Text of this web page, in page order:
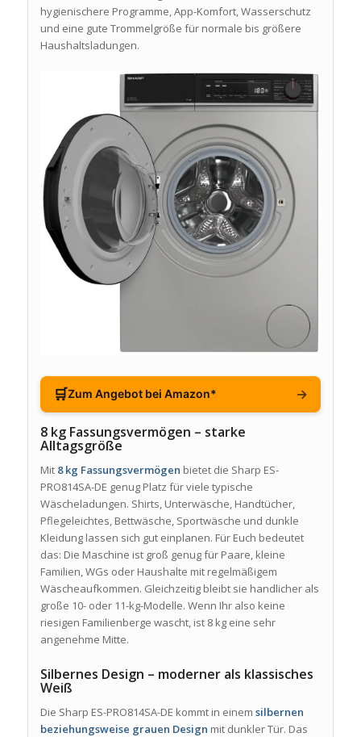
hygienischere Programme, App-Komfort, Wasserschutz
und eine gute Trommelgröße für normale bis größere
Haushaltsladungen.
🛒Zum Angebot bei Amazon* →
8 kg Fassungsvermögen – starke
Alltagsgröße
Mit 8 kg Fassungsvermögen bietet die Sharp ES-
PRO814SA-DE genug Platz für viele typische
Wäscheladungen. Shirts, Unterwäsche, Handtücher,
Pflegeleichtes, Bettwäsche, Sportwäsche und dunkle
Kleidung lassen sich gut einplanen. Für Euch bedeutet
das: Die Maschine ist groß genug für Paare, kleine
Familien, WGs oder Haushalte mit regelmäßigem
Wäscheaufkommen. Gleichzeitig bleibt sie handlicher als
große 10- oder 11-kg-Modelle. Wenn Ihr also keine
riesigen Familienberge wascht, ist 8 kg eine sehr
angenehme Mitte.
Silbernes Design – moderner als klassisches
Weiß
Die Sharp ES-PRO814SA-DE kommt in einem silbernen
beziehungsweise grauen Design mit dunkler Tür. Das